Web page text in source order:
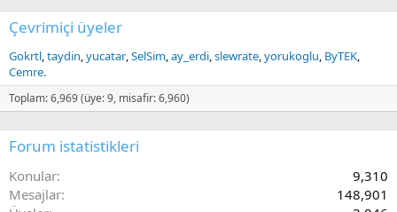
Çevrimiçi üyeler
Gokrtl taydin yucatar SelSim ay_erdi slewrate yorukoglu ByTEK
Cemre.
Toplam: 6,969 (üye: 9, misafir: 6,960)
Forum istatistikleri
Konular
9,310
Mesajlar
148,901